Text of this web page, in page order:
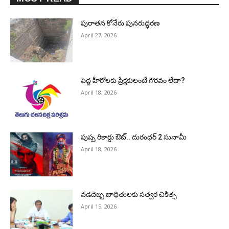
పురాత‌న కోనేరు పున‌రుద్ధ‌ర‌ణ
April 27, 2026
పెద్ద హీరోల‌కు ప్రేక్ష‌కులంటే గౌర‌వం లేదా?
April 18, 2026
పుష్ప రికార్డు ఔట్‌.. దురంధ‌ర్ 2 సునామీ
April 18, 2026
వడదెబ్బ బాధితులకు సత్వర చికిత్స
April 15, 2026